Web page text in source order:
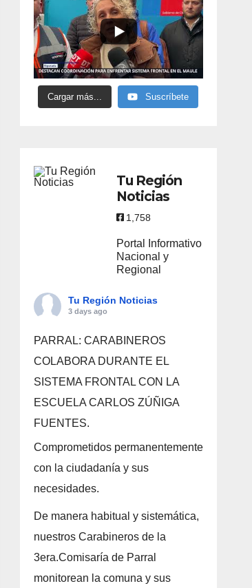
Cargar más... Suscríbete
Tu Región
Noticias
1,758
Portal Informativo
Nacional y
Regional
Tu Región Noticias
3 days ago
PARRAL: CARABINEROS
COLABORA DURANTE EL
SISTEMA FRONTAL CON LA
ESCUELA CARLOS ZÚÑIGA
FUENTES.
Comprometidos permanentemente
con la ciudadanía y sus
necesidades.
De manera habitual y sistemática,
nuestros Carabineros de la
3era.Comisaría de Parral
monitorean la comuna y sus